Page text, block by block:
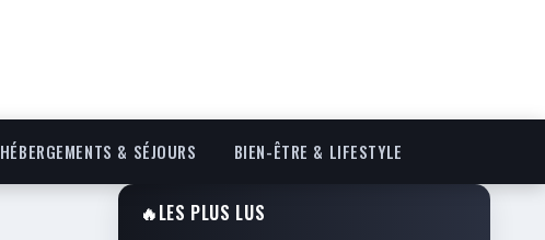
HÉBERGEMENTS & SÉJOURS BIEN-ÊTRE & LIFESTYLE
🔥LES PLUS LUS